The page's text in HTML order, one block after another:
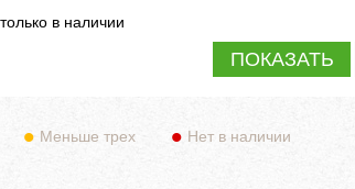
в наличии
Меньше трех Нет в наличии